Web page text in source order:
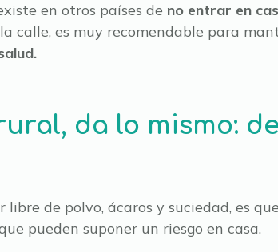
en otros países de no entrar en
calle, es muy recomendable para
da lo mismo:
de polvo, ácaros y suciedad, es que
pueden suponer un riesgo en casa.